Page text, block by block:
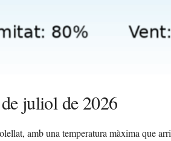
juliol de 2026
amb una temperatura màxima que